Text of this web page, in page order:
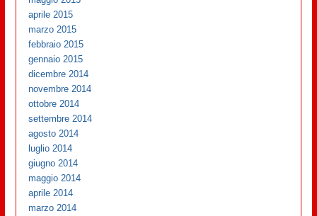
aprile 2015
marzo 2015
febbraio 2015
gennaio 2015
dicembre 2014
novembre 2014
ottobre 2014
settembre 2014
agosto 2014
luglio 2014
giugno 2014
maggio 2014
aprile 2014
marzo 2014